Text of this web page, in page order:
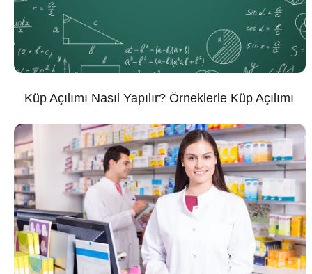
Küp Açılımı Nasıl Yapılır? Örneklerle Küp Açılımı